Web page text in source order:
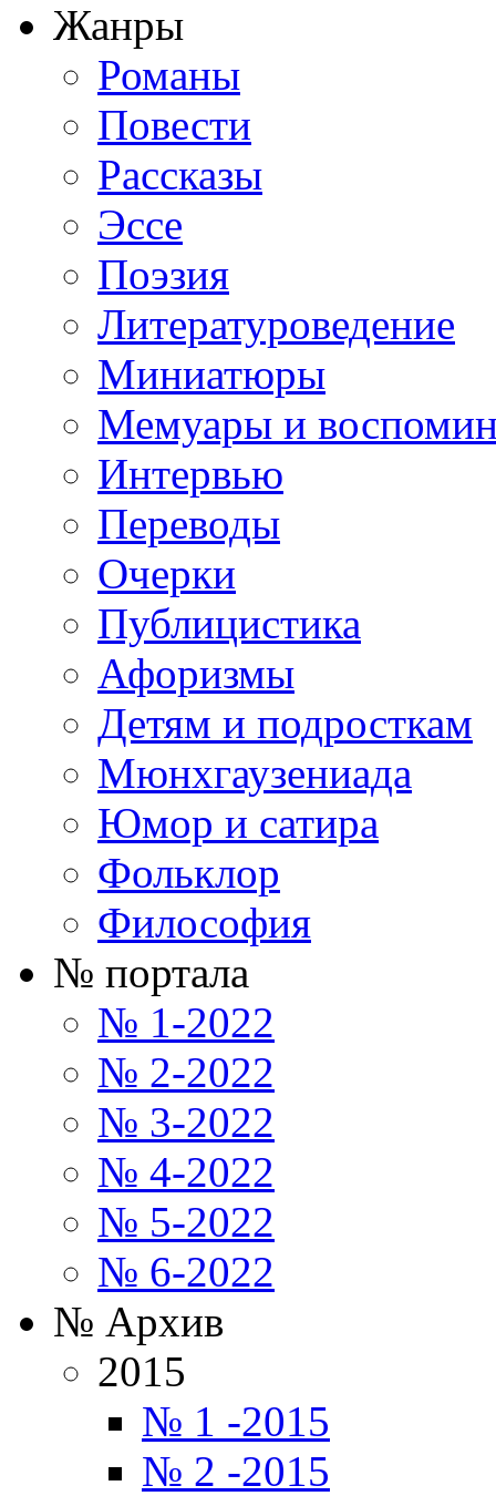
Жанры
Романы
Повести
Рассказы
Эссе
Поэзия
Литературоведение
Миниатюры
Мемуары и
Интервью
Переводы
Очерки
Публицистика
Афоризмы
Детям и подросткам
Мюнхгаузениада
Юмор и сатира
Фольклор
Философия
№ портала
№ 1-2022
№ 2-2022
№ 3-2022
№ 4-2022
№ 5-2022
№ 6-2022
№ Архив
2015
№ 1 -2015
№ 2 -2015